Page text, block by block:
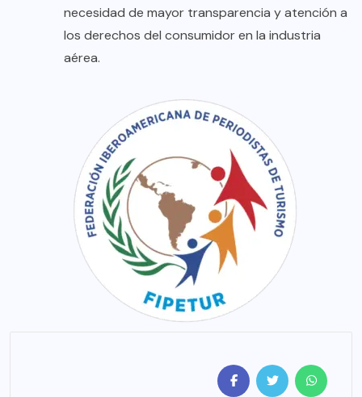
necesidad de mayor transparencia y atención a
los derechos del consumidor en la industria
aérea.